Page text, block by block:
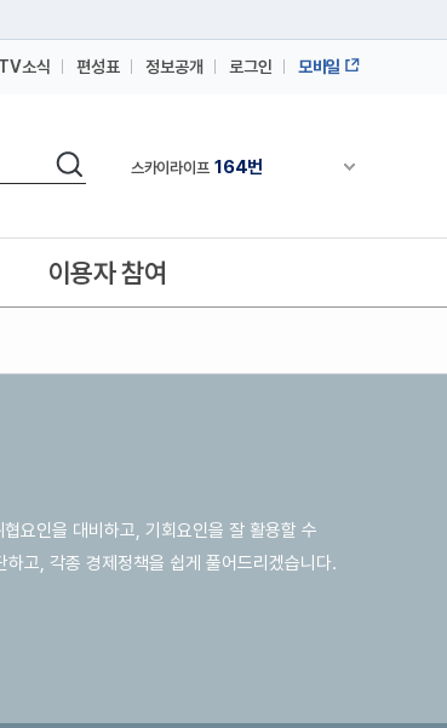
소식 편성표 정보공개 로그인 모바일
검색 채널안내 펼쳐
스카이라이프 164번
스카이라이프 164번
이용자 참여
요인을 대비하고, 기회요인을 잘 활용할 수
하고, 각종 경제정책을 쉽게 풀어드리겠습니다.